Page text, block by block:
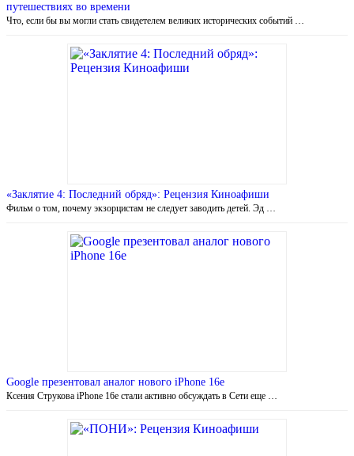
путешествиях во времени
Что, если бы вы могли стать свидетелем великих исторических событий …
«Заклятие 4: Последний обряд»: Рецензия Киноафиши
Фильм о том, почему экзорцистам не следует заводить детей. Эд …
Google презентовал аналог нового iPhone 16e
Ксения Струкова iPhone 16e стали активно обсуждать в Сети еще …